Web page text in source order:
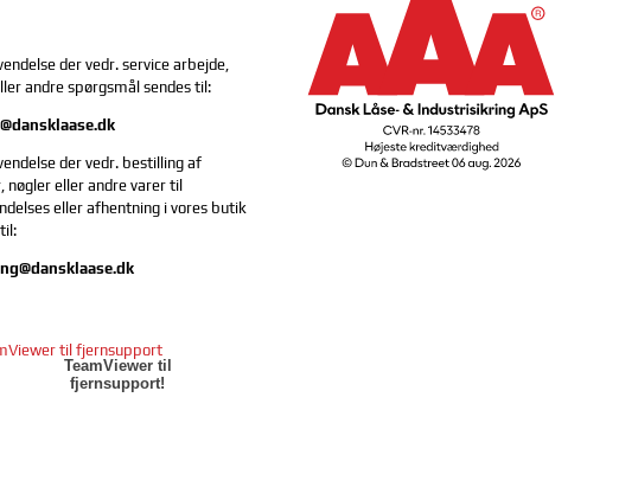
der vedr. service arbejde,
andre spørgsmål sendes til:
der vedr. bestilling af
nøgler eller andre varer til
eller afhentning i vores butik
TeamViewer til
fjernsupport!